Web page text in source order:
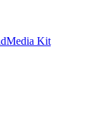
Media Kit